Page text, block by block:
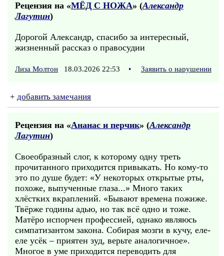
Рецензия на «МЁД С НОЖА» (Александр
Лагутин)
Дорогой Александр, спасибо за интересный,
жизненный рассказ о правосудии
Лиза Молтон 18.03.2026 22:53 • Заявить о нарушении
+ добавить замечания
Рецензия на «Ананас и перчик» (Александр
Лагутин)
Своеобразный слог, к которому одну треть
прочитанного приходится привыкать. Но кому-то
это по душе будет: «У некоторых открытые рты,
похоже, выпученные глаза...» Много таких
хлёстких вкраплений. «Бывают времена пожиже.
Твёрже годины адью, но так всё одно и тоже.
Матёро испорчен профессией, однако являюсь
симпатизантом закона. Собирая мозги в кучу, еле-
еле усёк – приятен зуд, верьте аналогичное».
Многое в уме приходится переводить для